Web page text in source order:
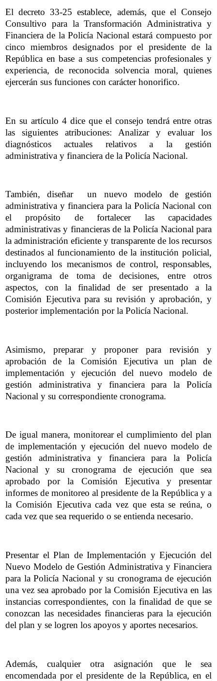
El decreto 33-25 establece, además, que el Consejo
Consultivo para la Transformación Administrativa y
Financiera de la Policía Nacional estará compuesto por
cinco miembros designados por el presidente de la
República en base a sus competencias profesionales y
experiencia, de reconocida solvencia moral, quienes
ejercerán sus funciones con carácter honorifico.
En su artículo 4 dice que el consejo tendrá entre otras
las siguientes atribuciones: Analizar y evaluar los
diagnósticos actuales relativos a la gestión
administrativa y financiera de la Policía Nacional.
También, diseñar un nuevo modelo de gestión
administrativa y financiera para la Policía Nacional con
el propósito de fortalecer las capacidades
administrativas y financieras de la Policía Nacional para
la administración eficiente y transparente de los recursos
destinados al funcionamiento de la institución policial,
incluyendo los mecanismos de control, responsables,
organigrama de toma de decisiones, entre otros
aspectos, con la finalidad de ser presentado a la
Comisión Ejecutiva para su revisión y aprobación, y
posterior implementación por la Policía Nacional.
Asimismo, preparar y proponer para revisión y
aprobación de la Comisión Ejecutiva un plan de
implementación y ejecución del nuevo modelo de
gestión administrativa y financiera para la Policía
Nacional y su correspondiente cronograma.
De igual manera, monitorear el cumplimiento del plan
de implementación y ejecución del nuevo modelo de
gestión administrativa y financiera para la Policía
Nacional y su cronograma de ejecución que sea
aprobado por la Comisión Ejecutiva y presentar
informes de monitoreo al presidente de la República y a
la Comisión Ejecutiva cada vez que esta se reúna, o
cada vez que sea requerido o se entienda necesario.
Presentar el Plan de Implementación y Ejecución del
Nuevo Modelo de Gestión Administrativa y Financiera
para la Policía Nacional y su cronograma de ejecución
una vez sea aprobado por la Comisión Ejecutiva en las
instancias correspondientes, con la finalidad de que se
conozcan las necesidades financieras para la ejecución
del plan y se logren los apoyos y aportes necesarios.
Además, cualquier otra asignación que le sea
encomendada por el presidente de la República, en el